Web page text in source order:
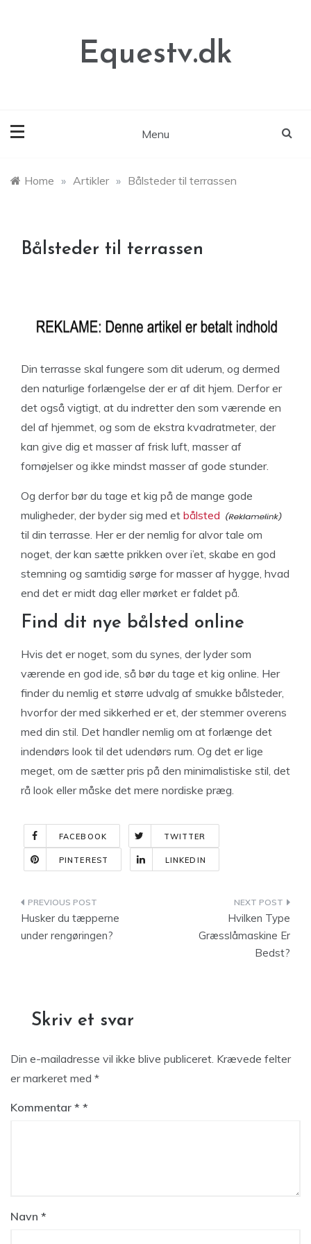
Equestv.dk
Menu
Home » Artikler » Bålsteder til terrassen
Bålsteder til terrassen
Din terrasse skal fungere som dit uderum, og dermed
den naturlige forlængelse der er af dit hjem. Derfor er
det også vigtigt, at du indretter den som værende en
del af hjemmet, og som de ekstra kvadratmeter, der
kan give dig et masser af frisk luft, masser af
fornøjelser og ikke mindst masser af gode stunder.
Og derfor bør du tage et kig på de mange gode
muligheder, der byder sig med et bålsted
til din terrasse. Her er der nemlig for alvor tale om
noget, der kan sætte prikken over i’et, skabe en god
stemning og samtidig sørge for masser af hygge, hvad
end det er midt dag eller mørket er faldet på.
Find dit nye bålsted online
Hvis det er noget, som du synes, der lyder som
værende en god ide, så bør du tage et kig online. Her
finder du nemlig et større udvalg af smukke bålsteder,
hvorfor der med sikkerhed er et, der stemmer overens
med din stil. Det handler nemlig om at forlænge det
indendørs look til det udendørs rum. Og det er lige
meget, om de sætter pris på den minimalistiske stil, det
rå look eller måske det mere nordiske præg.
FACEBOOK TWITTER
PINTEREST LINKEDIN
Indlægsnavigation
Husker du tæpperne
under rengøringen?
Hvilken Type
Græsslåmaskine Er
Bedst?
Skriv et svar
Din e-mailadresse vil ikke blive publiceret. Krævede felter
er markeret med *
Kommentar *
Navn *